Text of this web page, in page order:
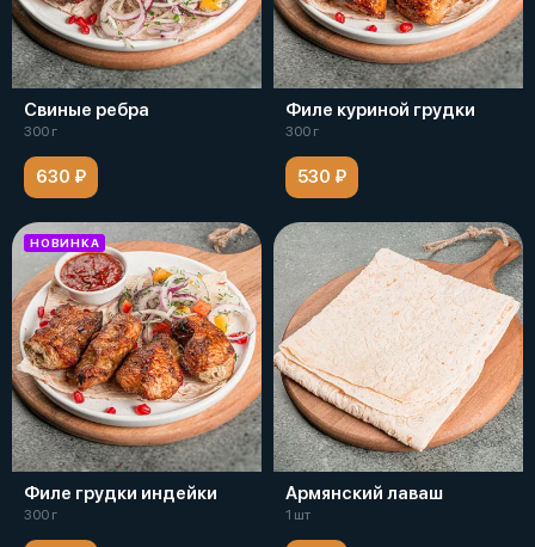
Свиные ребра
300 г
630 ₽
Филе куриной грудки
300 г
530 ₽
НОВИНКА
Филе грудки индейки
300 г
Армянский лаваш
1 шт